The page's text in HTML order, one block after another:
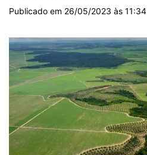
Publicado em 26/05/2023 às 11:34